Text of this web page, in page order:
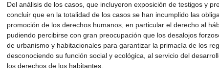
Del análisis de los casos, que incluyeron exposición de testigos y
concluir que en la totalidad de los casos se han incumplido las
promoción de los derechos humanos, en particular el derecho al
pudiendo percibirse con gran preocupación que los desalojos
de urbanismo y habitacionales para garantizar la primacía de los
desconociendo su función social y ecológica, al servicio del
los derechos de los habitantes.